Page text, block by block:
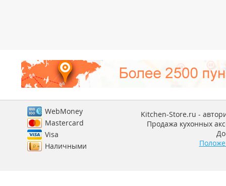
WebMoney
Mastercard
Visa
Наличными
Kitchen-Store.ru -
Продажа кухонных